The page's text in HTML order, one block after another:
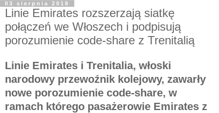
03 sierpnia 2018
Linie Emirates rozszerzają siatkę
połączeń we Włoszech i podpisują
porozumienie code-share z Trenitalią
Linie Emirates i Trenitalia, włoski
narodowy przewoźnik kolejowy, zawarły
nowe porozumienie code-share, w
ramach którego pasażerowie Emirates z